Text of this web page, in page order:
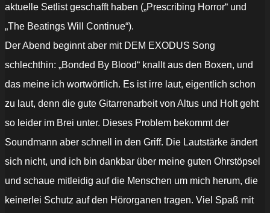
aktuelle Setlist geschafft haben („Prescribing Horror“ und
„The Beatings Will Continue“).
Der Abend beginnt aber mit DEM EXODUS Song
schlechthin: „Bonded By Blood“ knallt aus den Boxen, und
das meine ich wortwörtlich. Es ist irre laut, eigentlich schon
zu laut, denn die gute Gitarrenarbeit von Altus und Holt geht
so leider im Brei unter. Dieses Problem bekommt der
Soundmann aber schnell in den Griff. Die Lautstärke ändert
sich nicht, und ich bin dankbar über meine guten Ohrstöpsel
und schaue mitleidig auf die Menschen um mich herum, die
keinerlei Schutz auf den Hörorganen tragen. Viel Spaß mit